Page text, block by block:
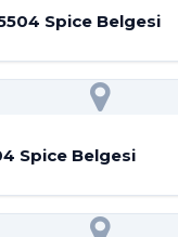
Spice Belgesi
Spice Belgesi